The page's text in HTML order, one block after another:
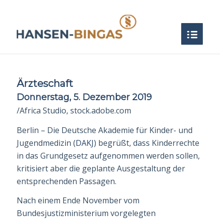
Ärzteschaft
Donnerstag, 5. Dezember 2019
/Africa Studio, stock.adobe.com
Berlin – Die Deutsche Akademie für Kinder- und
Jugendmedizin (DAKJ) begrüßt, dass Kinderrechte
in das Grundgesetz aufgenommen werden sollen,
kritisiert aber die ge­plante Ausgestaltung der
entsprechenden Passagen.
Nach einem Ende November vom
Bundesjustizministerium vorgelegten